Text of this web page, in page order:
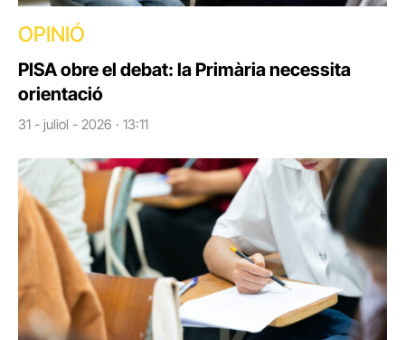
OPINIÓ
PISA obre el debat: la Primària necessita
orientació
31 - juliol - 2026 · 13:11